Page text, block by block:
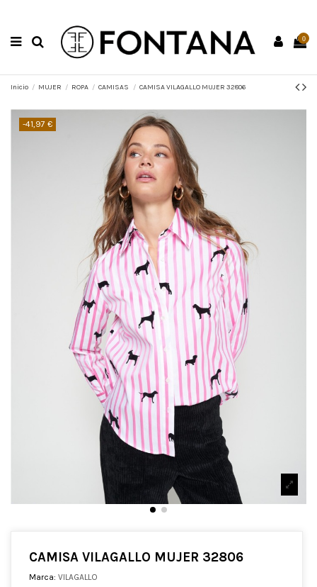
0
Inicio MUJER ROPA CAMISAS CAMISA VILAGALLO MUJER 32806
-41,97 €
CAMISA VILAGALLO MUJER 32806
Marca: VILAGALLO